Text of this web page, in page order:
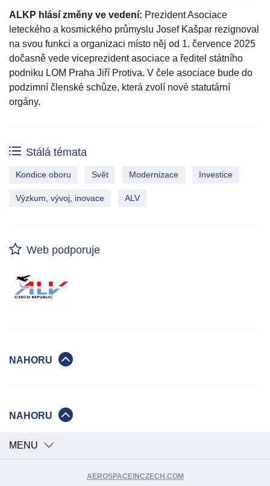
ALKP hlásí změny ve vedení: Prezident Asociace
leteckého a kosmického průmyslu Josef Kašpar rezignoval
na svou funkci a organizaci místo něj od 1. července 2025
dočasně vede viceprezident asociace a ředitel státního
podniku LOM Praha Jiří Protiva. V čele asociace bude do
podzimní členské schůze, která zvolí nové statutární
orgány.
Stálá témata
Kondice oboru Svět Modernizace Investice
Výzkum, vývoj, inovace ALV
Web podporuje
NAHORU
NAHORU
MENU
AEROSPACEINCZECH.COM